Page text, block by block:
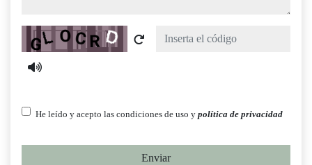
Captcha
He leído y acepto las condiciones de uso y política de privacidad
Enviar